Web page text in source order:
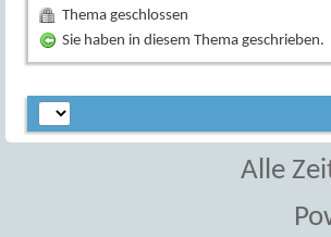
Thema geschlossen
Sie haben in diesem Thema geschrieben.
Alle